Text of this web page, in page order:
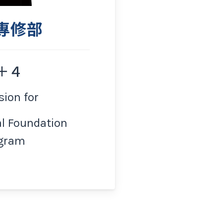
修部
４
for
Foundation